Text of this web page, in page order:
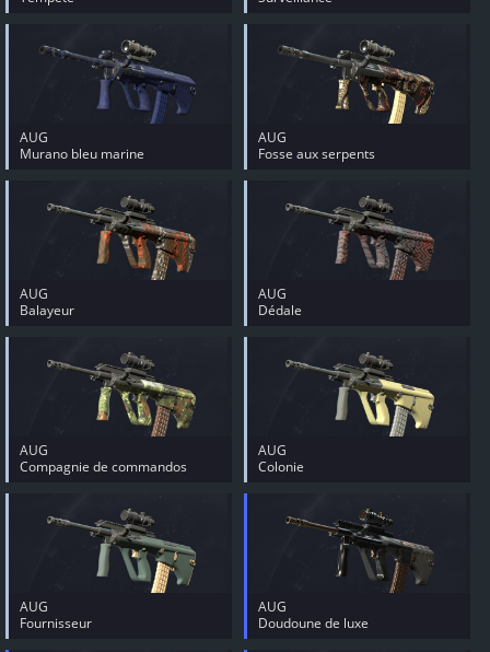
AUG
Murano bleu marine
AUG
Fosse aux serpents
AUG
Balayeur
AUG
Dédale
AUG
Compagnie de commandos
AUG
Colonie
AUG
Fournisseur
AUG
Doudoune de luxe